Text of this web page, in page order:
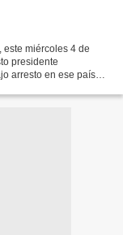
este miércoles 4 de
presidente
arresto en ese país